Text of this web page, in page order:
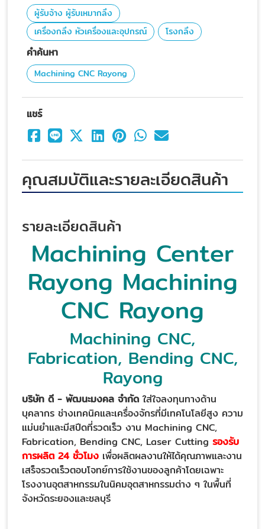
ผู้รับจ้าง ผู้รับเหมากลึง
เครื่องกลึง หัวเครื่องและอุปกรณ์
โรงกลึง
คำค้นหา
Machining CNC Rayong
แชร์
คุณสมบัติและรายละเอียดสินค้า
รายละเอียดสินค้า
Machining Center
Rayong Machining
CNC Rayong
Machining CNC,
Fabrication, Bending CNC,
Rayong
บริษัท ดี - พัฒนะมงคล จำกัดใส่ใจลงทุนทางด้าน
บุคลากร ช่างเทคนิคและเครื่องจักรที่มีเทคโนโลยีสูง ความ
แม่นยำและมีสปีดที่รวดเร็ว งาน Machining CNC,
Fabrication, Bending CNC, Laser Cutting รองรับ
การผลิต 24 ชั่วโมง เพื่อผลิตผลงานให้ได้คุณภาพและงาน
เสร็จรวดเร็วตอบโจทย์การใช้งานของลูกค้าโดยเฉพาะ
โรงงานอุตสาหกรรมในนิคมอุตสาหกรรมต่าง ๆ ในพื้นที่
จังหวัดระยองและชลบุรี